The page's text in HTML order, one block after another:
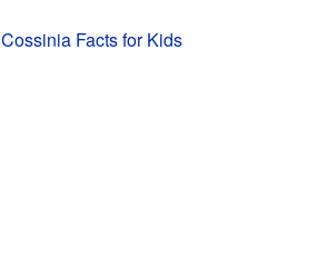
Cossinia Facts for Kids